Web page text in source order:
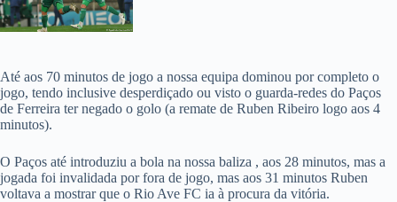
Até aos 70 minutos de jogo a nossa equipa dominou por completo o
jogo, tendo inclusive desperdiçado ou visto o guarda-redes do Paços
de Ferreira ter negado o golo (a remate de Ruben Ribeiro logo aos 4
minutos).
O Paços até introduziu a bola na nossa baliza , aos 28 minutos, mas a
jogada foi invalidada por fora de jogo, mas aos 31 minutos Ruben
voltava a mostrar que o Rio Ave FC ia à procura da vitória.